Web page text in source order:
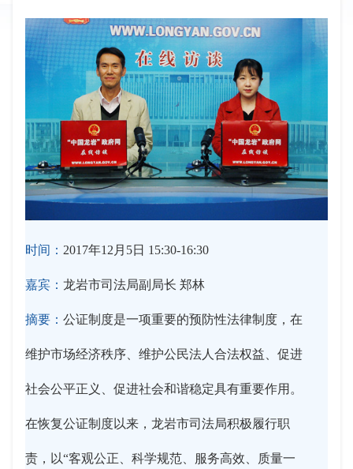
时间： 2017年12月5日 15:30-16:30
嘉宾： 龙岩市司法局副局长 郑林
摘要： 公证制度是一项重要的预防性法律制度，在
维护市场经济秩序、维护公民法人合法权益、促进
社会公平正义、促进社会和谐稳定具有重要作用。
在恢复公证制度以来，龙岩市司法局积极履行职
责，以“客观公正、科学规范、服务高效、质量一